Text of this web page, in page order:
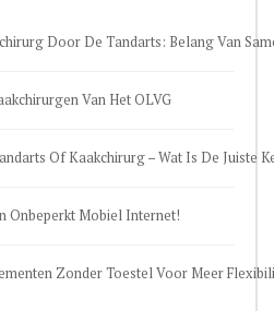
Door De Tandarts: Belang Van
Van Het OLVG
Of Kaakchirurg – Wat Is De Juiste
Onbeperkt Mobiel Internet!
Zonder Toestel Voor Meer